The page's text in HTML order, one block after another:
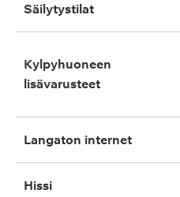
säilytystilat
kylpyhuoneen
lisävarusteet
langaton internet
hissi